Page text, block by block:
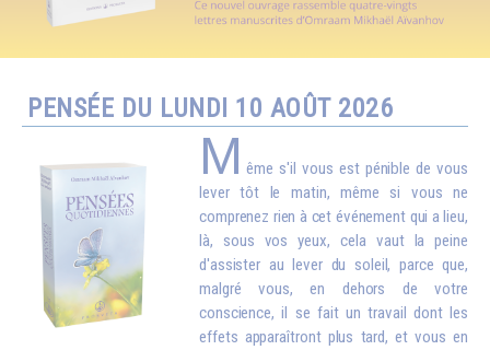
PENSÉE DU LUNDI 10 AOÛT 2026
M ême s'il vous est pénible de vous
lever tôt le matin, même si vous ne
comprenez rien à cet événement qui a lieu,
là, sous vos yeux, cela vaut la peine
d'assister au lever du soleil, parce que,
malgré vous, en dehors de votre
conscience, il se fait un travail dont les
effets apparaîtront plus tard, et vous en